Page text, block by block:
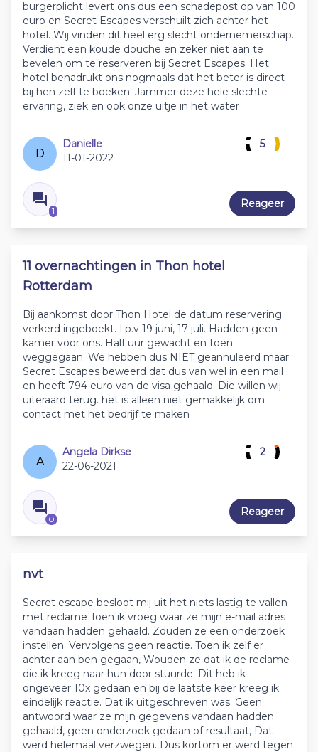
burgerplicht levert ons dus een schadepost op van 100
euro en Secret Escapes verschuilt zich achter het
hotel. Wij vinden dit heel erg slecht ondernemerschap.
Verdient een koude douche en zeker niet aan te
bevelen om te reserveren bij Secret Escapes. Het
hotel benadrukt ons nogmaals dat het beter is direct
bij hen zelf te boeken. Jammer deze hele slechte
ervaring, ziek en ook onze uitje in het water
D
Danielle
11-01-2022
1
5
Reageer
11 overnachtingen in Thon hotel
Rotterdam
Bij aankomst door Thon Hotel de datum reservering
verkerd ingeboekt. I.p.v 19 juni, 17 juli. Hadden geen
kamer voor ons. Half uur gewacht en toen
weggegaan. We hebben dus NIET geannuleerd maar
Secret Escapes beweerd dat dus van wel in een mail
en heeft 794 euro van de visa gehaald. Die willen wij
uiteraard terug. het is alleen niet gemakkelijk om
contact met het bedrijf te maken
A
Angela Dirkse
22-06-2021
0
2
Reageer
nvt
Secret escape besloot mij uit het niets lastig te vallen
met reclame Toen ik vroeg waar ze mijn e-mail adres
vandaan hadden gehaald. Zouden ze een onderzoek
instellen. Vervolgens geen reactie. Toen ik zelf er
achter aan ben gegaan, Wouden ze dat ik de reclame
die ik kreeg naar hun door stuurde. Dit heb ik
ongeveer 10x gedaan en bij de laatste keer kreeg ik
eindelijk reactie. Dat ik uitgeschreven was. Geen
antwoord waar ze mijn gegevens vandaan hadden
gehaald, geen onderzoek gedaan of resultaat, Dat
werd helemaal verzwegen. Dus kortom er werd tegen